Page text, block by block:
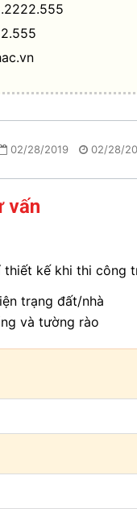
02/28/2019 02/28/
vấn
thiết kế khi thi công
trạng đất/nhà
và tường rào